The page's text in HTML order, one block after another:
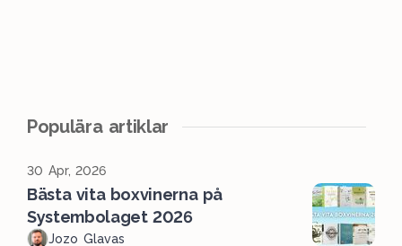
Populära artiklar
30 Apr, 2026
Bästa vita boxvinerna på
Systembolaget 2026
Jozo Glavas